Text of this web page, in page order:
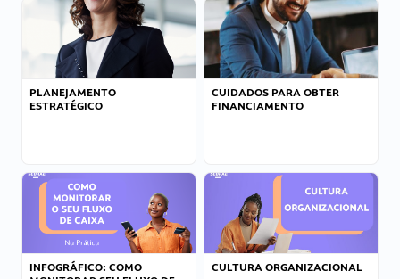
PLANEJAMENTO
ESTRATÉGICO
CUIDADOS PARA OBTER
FINANCIAMENTO
INFOGRÁFICO: COMO
CULTURA ORGANIZACIONAL